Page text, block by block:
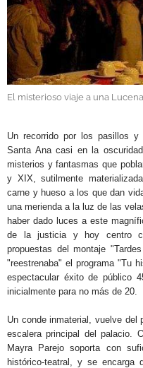
GALERÍAS
El misterioso viaje a una
Un recorrido por los pasillos
Santa Ana casi en la
misterios y fantasmas que
y XIX, sutilmente
carne y hueso a los que dan
una merienda a la luz de las
haber dado luces a este
de la justicia y hoy centro
propuestas del montaje
"reestrenaba" el programa "Tu
espectacular éxito de público
inicialmente para no más de 20.
Un conde inmaterial, vuelve
escalera principal del palacio.
Mayra Parejo soporta con
histórico-teatral, y se